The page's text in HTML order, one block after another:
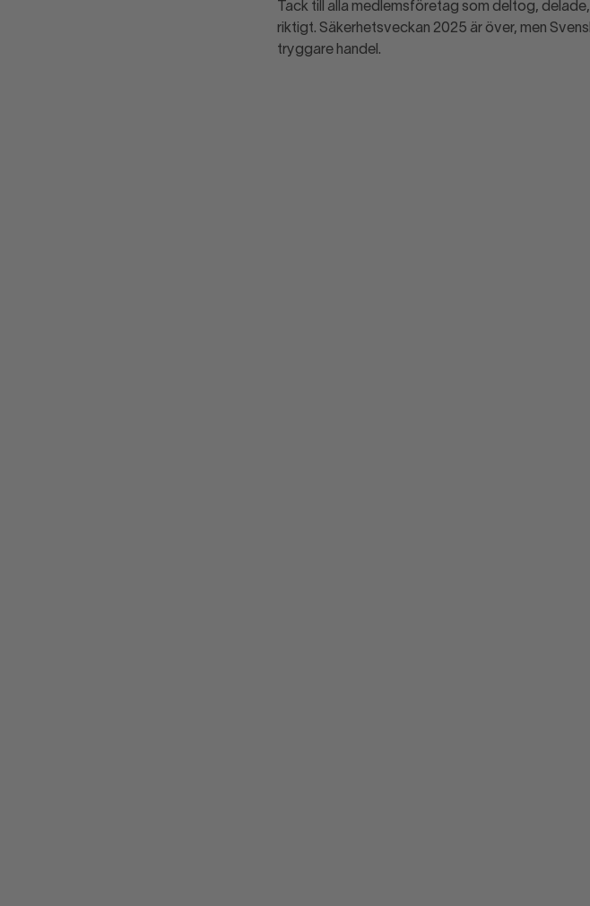
Tack till alla medlemsföretag som deltog,
riktigt. Säkerhetsveckan 2025 är över, men
tryggare handel.